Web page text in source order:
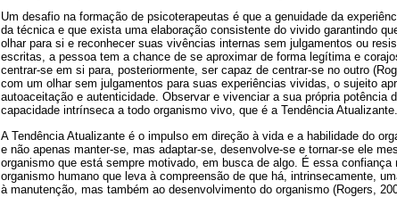
Um desafio na formação de psicoterapeutas é que a genuidade da
da técnica e que exista uma elaboração consistente do vivido garantindo
olhar para si e reconhecer suas vivências internas sem julgamentos ou
escritas, a pessoa tem a chance de se aproximar de forma legítima e
centrar-se em si para, posteriormente, ser capaz de centrar-se no outro
com um olhar sem julgamentos para suas experiências vividas, o sujeito
autoaceitação e autenticidade. Observar e vivenciar a sua própria
capacidade intrínseca a todo organismo vivo, que é a Tendência Atualizante.
A Tendência Atualizante é o impulso em direção à vida e a habilidade do
e não apenas manter-se, mas adaptar-se, desenvolve-se e tornar-se ele
organismo que está sempre motivado, em busca de algo. É essa
organismo humano que leva à compreensão de que há, intrinsecamente,
à manutenção, mas também ao desenvolvimento do organismo (Rogers,